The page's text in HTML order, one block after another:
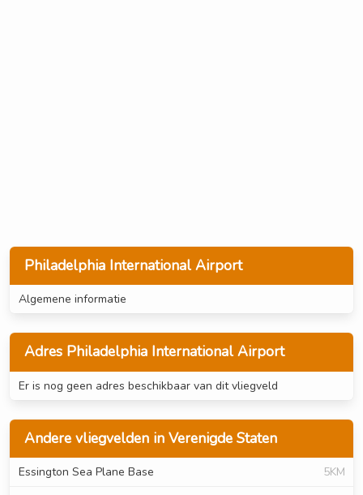
Philadelphia International Airport
Algemene informatie
Adres Philadelphia International Airport
Er is nog geen adres beschikbaar van dit vliegveld
Andere vliegvelden in Verenigde Staten
Essington Sea Plane Base
5KM